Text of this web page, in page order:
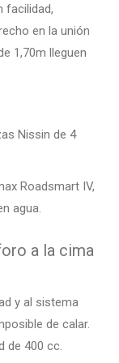
facilidad,
en la unión
1,70m lleguen
Nissin de 4
Roadsmart IV,
agua.
a la cima
y al sistema
de calar.
de 400 cc.